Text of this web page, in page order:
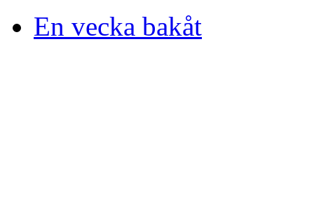
En vecka bakåt